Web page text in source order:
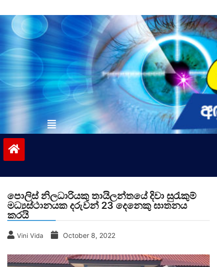
to
contentvinivida.lk
පොලිස් නිලධාරියකු තායිලන්තයේ දිවා සුරැකුම්
මධ්‍යස්ථානයක දරුවන් 23 දෙනෙකු ඝාතනය
කරයි
Vini Vida October 8, 2022